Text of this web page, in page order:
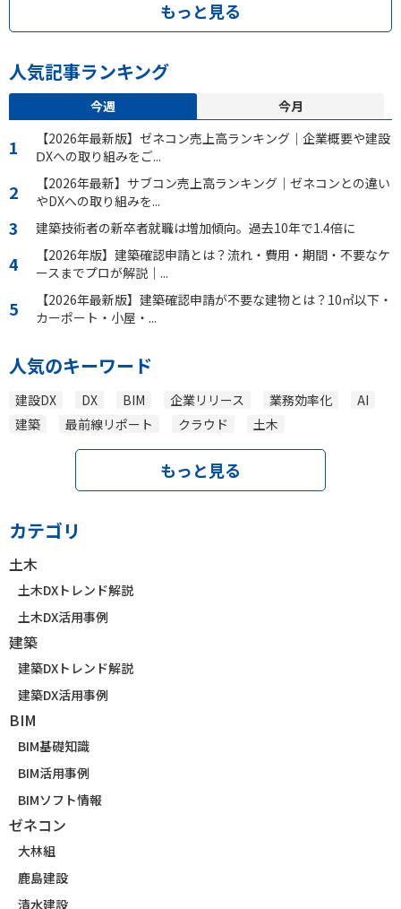
もっと見る
人気記事ランキング
今週
今月
【2026年最新版】ゼネコン売上高ランキング｜企業概要や建設
ⅮXへの取り組みをご...
【2026年最新】サブコン売上高ランキング｜ゼネコンとの違い
やDXへの取り組みを...
建築技術者の新卒者就職は増加傾向。過去10年で1.4倍に
【2026年版】建築確認申請とは？流れ・費用・期間・不要なケ
ースまでプロが解説｜...
【2026年最新版】建築確認申請が不要な建物とは？10㎡以下・
カーポート・小屋・...
人気のキーワード
建設DX DX BIM 企業リリース 業務効率化
AI
建築
最前線リポート クラウド 土木
もっと見る
カテゴリ
土木
土木DXトレンド解説
土木DX活用事例
建築
建築DXトレンド解説
建築DX活用事例
BIM
BIM基礎知識
BIM活用事例
BIMソフト情報
ゼネコン
大林組
鹿島建設
清水建設